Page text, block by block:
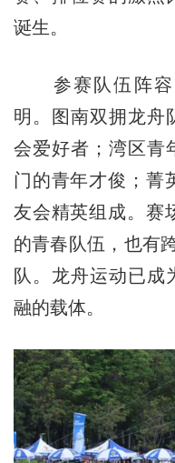
诞生。
参赛队伍阵容
明。图南双拥龙舟
会爱好者；湾区青
门的青年才俊；菁
友会精英组成。赛
的青春队伍，也有
队。龙舟运动已成
融的载体。